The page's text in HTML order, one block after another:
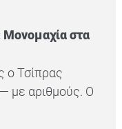
στα
ο Τσίπρας
με αριθμούς. Ο